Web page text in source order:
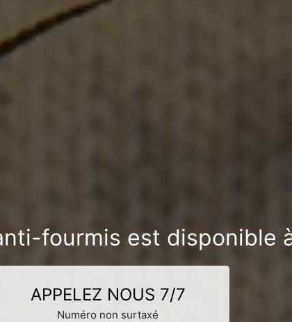
fourmis est disponible
APPELEZ NOUS 7/7
Numéro non surtaxé